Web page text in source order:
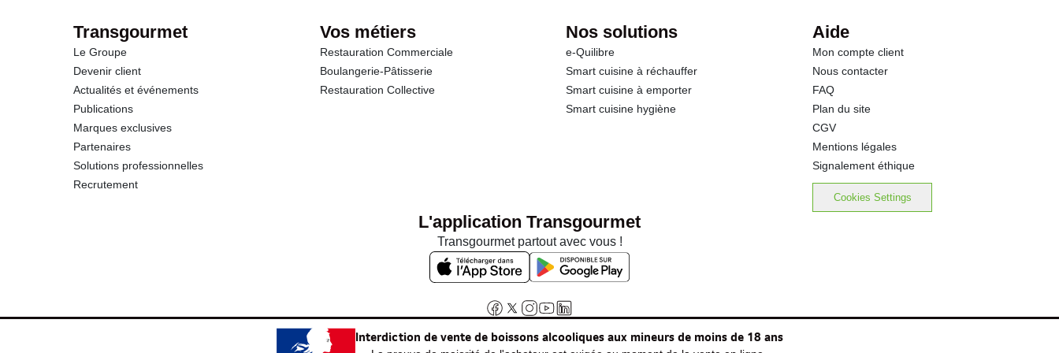
Protéines
Sel
Transgourmet
Le Groupe
Devenir client
Actualités et événements
Publications
Marques exclusives
Partenaires
Solutions professionnelles
Recrutement
Vos métiers
Restauration Commerciale
Boulangerie-Pâtisserie
Restauration Collective
Nos solutions
e-Quilibre
Smart cuisine à réchauffer
Smart cuisine à emporter
Smart cuisine hygiène
Aide
Mon compte client
Nous contacter
FAQ
Plan du site
CGV
Mentions légales
Signalement éthique
Cookies Settings
L'application Transgourmet
Transgourmet partout avec vous !
Interdiction de vente de boissons alcooliques aux mineurs de moins de 18 ans